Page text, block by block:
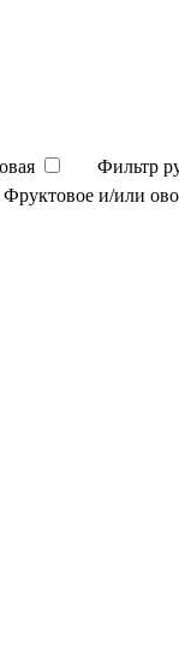
Фильтр
Фруктовое и/или